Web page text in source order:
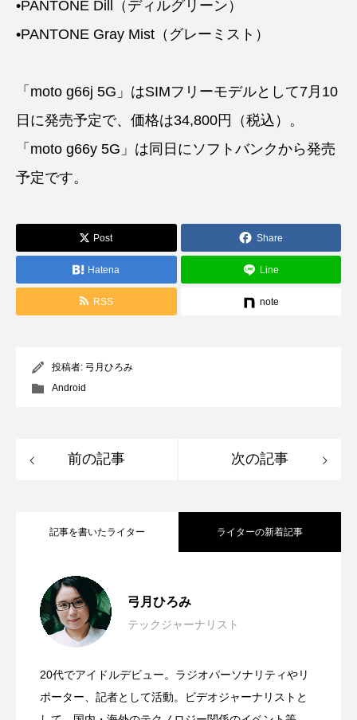
•PANTONE Dill（ディルグリーン）
•PANTONE Gray Mist（グレーミスト）
「moto g66j 5G」はSIMフリーモデルとして7月10
日に発売予定で、価格は34,800円（税込）。
「moto g66y 5G」は同日にソフトバンクから発売
予定です。
Post Share
Hatena Line
RSS note
投稿者: 弓月ひろみ
Android
前の記事 次の記事
記事を書いたライター ライターの新着記事
弓月ひろみ
テックジャーナリスト
20代でアイドルデビュー。ラジオパーソナリティやリ
ポーター、記者として活動。ビデオジャーナリストと
2026.06.11
#WWDC26
2026.06.03
ス＋ドッグが超可愛い！wokyis G7 / M5
2026.03.17 日本発・世界最小スマートウォッチ